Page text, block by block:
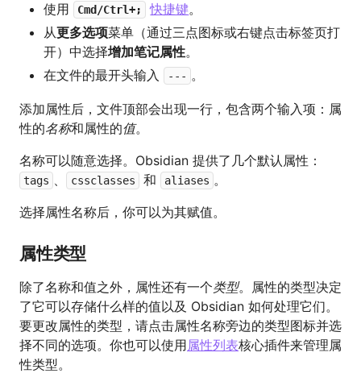
使用
Cmd/Ctrl+; 快捷键。
从更多选项菜单（通过三点图标或右键点击标签页打
开）中选择增加笔记属性。
在文件的最开头输入
--- 。
添加属性后，文件顶部会出现一行，包含两个输入项：属
性的名称和属性的值。
名称可以随意选择。Obsidian 提供了几个默认属性：
tags cssclasses 和 aliases 。
选择属性名称后，你可以为其赋值。
属性类型
除了名称和值之外，属性还有一个类型。属性的类型决定
了它可以存储什么样的值以及 Obsidian 如何处理它们。
要更改属性的类型，请点击属性名称旁边的类型图标并选
择不同的选项。你也可以使用属性列表核心插件来管理属
性类型。